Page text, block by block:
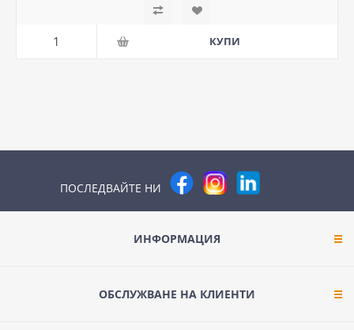
ПОСЛЕДВАЙТЕ НИ
ИНФОРМАЦИЯ
ОБСЛУЖВАНЕ НА КЛИЕНТИ